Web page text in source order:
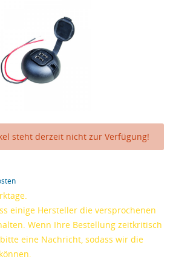
steht derzeit nicht zur Verfügung!
einige Hersteller die versprochenen
Wenn Ihre Bestellung zeitkritisch
eine Nachricht, sodass wir die